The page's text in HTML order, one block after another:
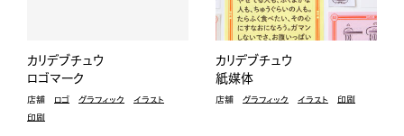
カリデブチュウ
ロゴマーク
店舗 ロゴ グラフィック
イラスト
印刷
カリデブチュウ
紙媒体
店舗 グラフィック イラスト 印刷